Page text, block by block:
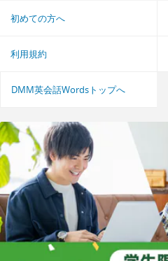
初めての方へ
利用規約
DMM英会話Wordsトップへ